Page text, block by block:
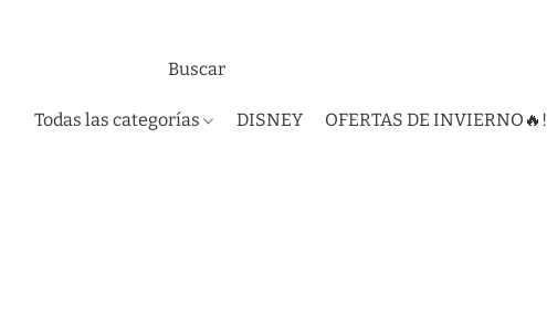
Todas las categorías DISNEY OFERTAS DE INVIERNO🔥!